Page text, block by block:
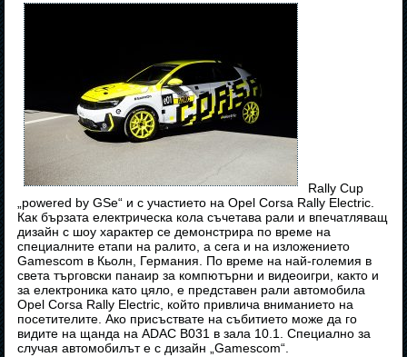
Rally Cup
„powered by GSe“ и с участието на Opel Corsa Rally Electric.
Как бързата електрическа кола съчетава рали и впечатляващ
дизайн с шоу характер се демонстрира по време на
специалните етапи на ралито, а сега и на изложението
Gamescom в Кьолн, Германия. По време на най-големия в
света търговски панаир за компютърни и видеоигри, както и
за електроника като цяло, е представен рали автомобила
Opel Corsa Rally Electric, който привлича вниманието на
посетителите. Ако присъствате на събитието може да го
видите на щанда на ADAC B031 в зала 10.1. Специално за
случая автомобилът е с дизайн „Gamescom“.